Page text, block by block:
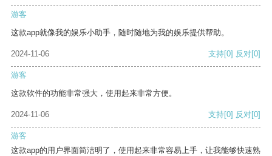
游客
这款app就像我的娱乐小助手，随时随地为我的娱乐提供帮助。
2024-11-06 支持[0] 反对[0]
游客
这款软件的功能非常强大，使用起来非常方便。
2024-11-06 支持[0] 反对[0]
游客
这款app的用户界面简洁明了，使用起来非常容易上手，让我能够快速熟